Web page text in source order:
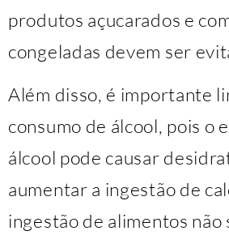
produtos açucarados e
congeladas devem ser
Além disso, é importante
consumo de álcool, pois o
álcool pode causar
aumentar a ingestão de
ingestão de alimentos não